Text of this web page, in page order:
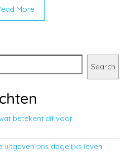
More
Search
betekent dit voor
uitgaven ons dagelijks leven